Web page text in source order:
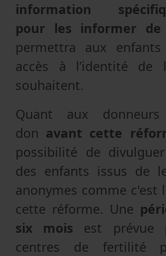
information
pour les informer de
permettra aux enfants
accès à l’identité de
souhaitent.
Quant aux
don avant cette
possibilité de
des enfants issus de
anonymes comme c'est
cette réforme. Une
six mois est prévue
centres de fertilité